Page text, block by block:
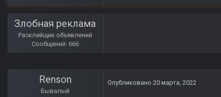
Злобная реклама
Расклейщик объявлений
Сообщений: 666
Renson
Бывалый
Опубликовано 20 марта, 2022